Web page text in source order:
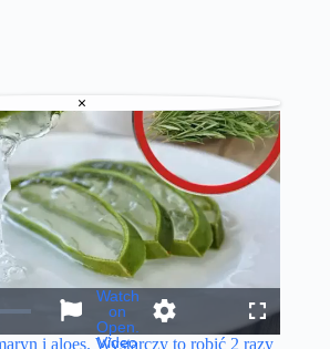
×
Watch
on
Open.
Video
S
e
h
F
u
i aloes. Wystarczy to robić 2 razy